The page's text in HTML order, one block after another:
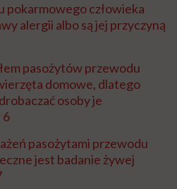
pokarmowego człowieka
alergii albo są jej przyczyną
pasożytów przewodu
domowe, dlatego
osoby je
6
pasożytami przewodu
jest badanie żywej